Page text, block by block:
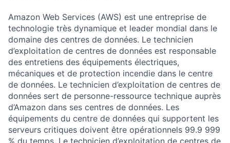
Amazon Web Services (AWS) est une entreprise de
technologie très dynamique et leader mondial dans le
domaine des centres de données. Le technicien
d’exploitation de centres de données est responsable
des entretiens des équipements électriques,
mécaniques et de protection incendie dans le centre
de données. Le technicien d’exploitation de centres de
données sert de personne-ressource technique auprès
d’Amazon dans ses centres de données. Les
équipements du centre de données qui supportent les
serveurs critiques doivent être opérationnels 99.9 999
% du temps. Le technicien d’exploitation de centres de